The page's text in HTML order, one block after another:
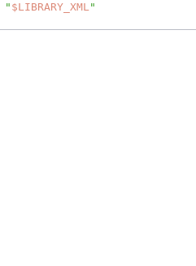
" $LIBRARY_XML"